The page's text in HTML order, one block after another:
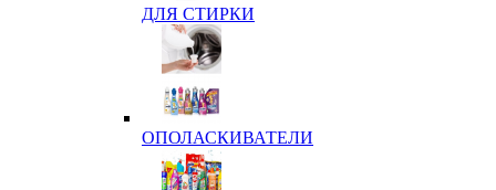
ДЛЯ СТИРКИ
ОПОЛАСКИВАТЕЛИ